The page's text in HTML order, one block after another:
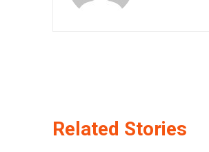
Related Stories